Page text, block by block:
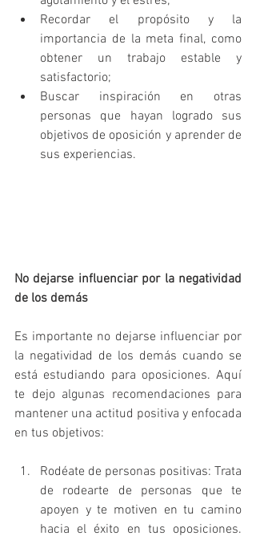
Recordar el propósito y la
importancia de la meta final, como
obtener un trabajo estable y
satisfactorio;
Buscar inspiración en otras
personas que hayan logrado sus
objetivos de oposición y aprender de
sus experiencias.
No dejarse influenciar por la negatividad
de los demás
Es importante no dejarse influenciar por
la negatividad de los demás cuando se
está estudiando para oposiciones. Aquí
te dejo algunas recomendaciones para
mantener una actitud positiva y enfocada
en tus objetivos:
Rodéate de personas positivas: Trata
de rodearte de personas que te
apoyen y te motiven en tu camino
hacia el éxito en tus oposiciones.